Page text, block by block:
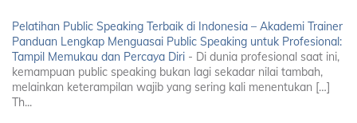
Pelatihan Public Speaking Terbaik di Indonesia – Akademi Trainer
Panduan Lengkap Menguasai Public Speaking untuk Profesional:
Tampil Memukau dan Percaya Diri - Di dunia profesional saat ini,
kemampuan public speaking bukan lagi sekadar nilai tambah,
melainkan keterampilan wajib yang sering kali menentukan […]
Th...